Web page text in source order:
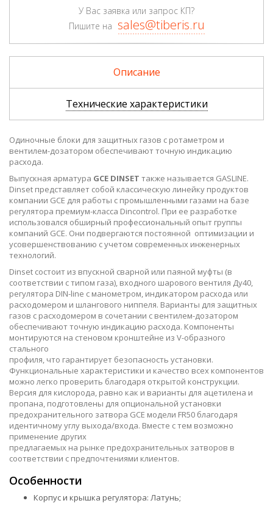
У Вас заявка или запрос КП?
Пишите на sales@tiberis.ru
Описание
Технические характеристики
Одиночные блоки для защитных газов с ротаметром и
вентилeм-дозатором обеспечивают точную индикацию
расхода.
Выпускная арматура GCE DINSET также называется GASLINE.
Dinset представляет собой классическую линейку продуктов
компании GCE для работы с промышленными газами на базе
регулятора премиум-класса Dincontrol. При ее разработке
использовался обширный профессиональный опыт группы
компаний GCE. Они подвергаются постоянной оптимизации и
усовершенствованию с учетом современных инженерных
технологий.
Dinset состоит из впускной сварной или паяной муфты (в
соответствии с типом газа), входного шарового вентиля Ду40,
регулятора DIN-line с манометром, индикатором расхода или
расходомером и шлангового ниппеля. Варианты для защитных
газов с расходомером в сочетании с вентилeм-дозатором
обеспечивают точную индикацию расхода. Компоненты
монтируются на стеновом кронштейне из V-образного
стального
профиля, что гарантирует безопасность установки.
Функциональные характеристики и качество всех компонентов
можно легко проверить благодаря открытой конструкции.
Версия для кислорода, равно как и варианты для ацетилена и
пропана, подготовлены для опциональной установки
предохранительного затвора GCE модели FR50 благодаря
идентичному углу выхода/входа. Вместе с тем возможно
применение других
предлагаемых на рынке предохранительных затворов в
соответствии с предпочтениями клиентов.
Особенности
Корпус и крышка регулятора: Латунь;